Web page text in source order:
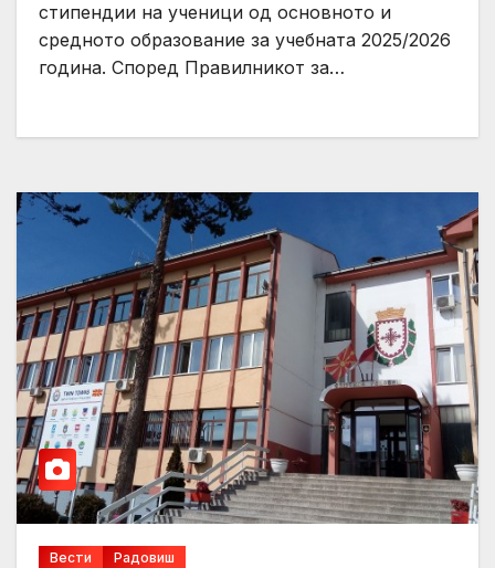
стипендии на ученици од основното и
средното образование за учебната 2025/2026
година. Според Правилникот за…
Вести Радовиш